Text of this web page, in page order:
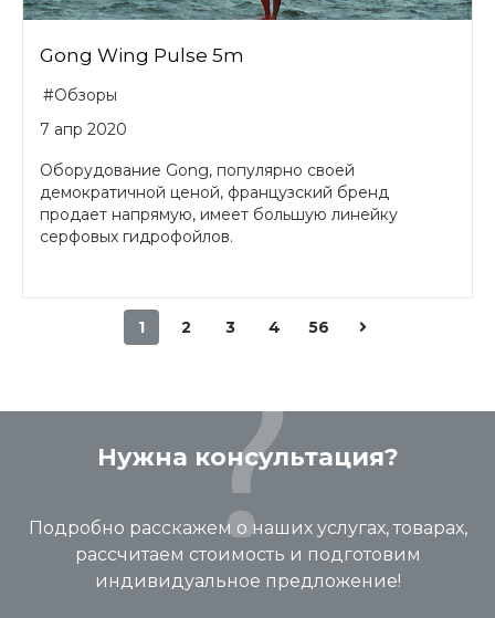
Gong Wing Pulse 5m
#Обзоры
7 апр 2020
Оборудование Gong, популярно своей
демократичной ценой, французский бренд
продает напрямую, имеет большую линейку
серфовых гидрофойлов.
1 2 3 4 56
Нужна консультация?
Подробно расскажем о наших услугах, товарах,
рассчитаем стоимость и подготовим
индивидуальное предложение!